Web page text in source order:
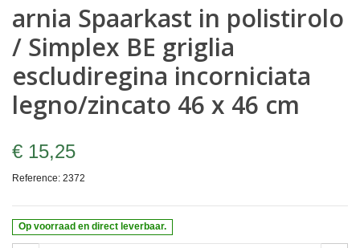
arnia Spaarkast in polistirolo
/ Simplex BE griglia
escludiregina incorniciata
legno/zincato 46 x 46 cm
€ 15,25
Reference: 2372
Op voorraad en direct leverbaar.